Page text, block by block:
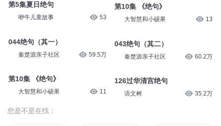
第5集夏日绝句
咿牛儿童故事 53
044绝句（其一）
秦楚源亲子社区 59.5万
第10集 《绝句》
大智慧和小硕果 11
第10集 《绝句》
大智慧和小硕果 13
043绝句（其二）
秦楚源亲子社区 60.2万
126过华清宫绝句
语文树 35.2万
您是不是在找：